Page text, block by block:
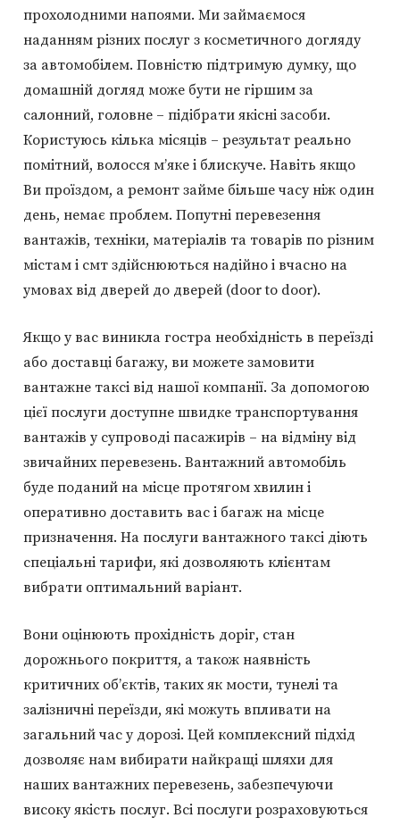
прохолодними напоями. Ми займаємося
наданням різних послуг з косметичного догляду
за автомобілем. Повністю підтримую думку, що
домашній догляд може бути не гіршим за
салонний, головне – підібрати якісні засоби.
Користуюсь кілька місяців – результат реально
помітний, волосся м’яке і блискуче. Навіть якщо
Ви проїздом, а ремонт займе більше часу ніж один
день, немає проблем. Попутні перевезення
вантажів, техніки, матеріалів та товарів по різним
містам і смт здійснюються надійно і вчасно на
умовах від дверей до дверей (door to door).
Якщо у вас виникла гостра необхідність в переїзді
або доставці багажу, ви можете замовити
вантажне таксі від нашої компанії. За допомогою
цієї послуги доступне швидке транспортування
вантажів у супроводі пасажирів – на відміну від
звичайних перевезень. Вантажний автомобіль
буде поданий на місце протягом хвилин і
оперативно доставить вас і багаж на місце
призначення. На послуги вантажного таксі діють
спеціальні тарифи, які дозволяють клієнтам
вибрати оптимальний варіант.
Вони оцінюють прохідність доріг, стан
дорожнього покриття, а також наявність
критичних об’єктів, таких як мости, тунелі та
залізничні переїзди, які можуть впливати на
загальний час у дорозі. Цей комплексний підхід
дозволяє нам вибирати найкращі шляхи для
наших вантажних перевезень, забезпечуючи
високу якість послуг. Всі послуги розраховуються